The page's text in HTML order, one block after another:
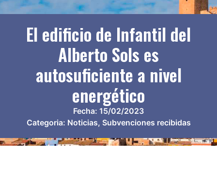
El edificio de Infantil del
Alberto Sols es
autosuficiente a nivel
energético
Fecha: 15/02/2023
Categoria: Noticias, Subvenciones recibidas